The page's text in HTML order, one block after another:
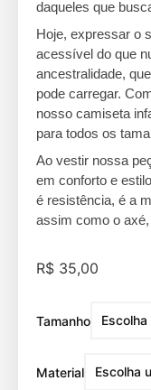
daqueles que
Hoje, expressar o
acessível do que
ancestralidade,
pode carregar.
nosso camiseta
para todos os
Ao vestir nossa
em conforto e
é resistência, é a
assim como o
R$ 35,00
Tamanho
Material